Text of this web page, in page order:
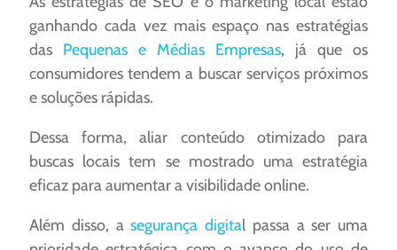
ganhando cada vez mais espaço nas estratégias
das Pequenas e Médias Empresas, já que os
consumidores tendem a buscar serviços próximos
e soluções rápidas.
Dessa forma, aliar conteúdo otimizado para
buscas locais tem se mostrado uma estratégia
eficaz para aumentar a visibilidade online.
Além disso, asegurança digital passa a ser uma